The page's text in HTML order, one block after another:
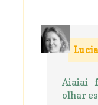
Aiaiai
olhar